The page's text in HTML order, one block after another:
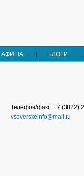
АФИША БЛОГИ
Телефон/факс: +7 (3822)
vseverskeinfo@mail.ru